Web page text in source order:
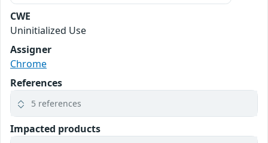
CWE
Uninitialized Use
Assigner
Chrome
References
5 references
Impacted products